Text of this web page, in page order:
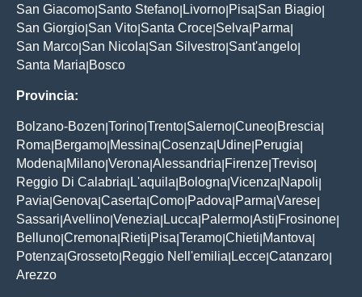
San Giacomo Santo Stefano Livorno Pisa San Biagio
San Giorgio San Vito Santa Croce Selva Parma
San Marco San Nicola San Silvestro Sant'angelo
Santa Maria Bosco
Provincia:
Bolzano-Bozen Torino Trento Salerno Cuneo Brescia
Roma Bergamo Messina Cosenza Udine Perugia
Modena Milano Verona Alessandria Firenze Treviso
Reggio Di Calabria L'aquila Bologna Vicenza Napoli
Pavia Genova Caserta Como Padova Parma Varese
Sassari Avellino Venezia Lucca Palermo Asti Frosinone
Belluno Cremona Rieti Pisa Teramo Chieti Mantova
Potenza Grosseto Reggio Nell'emilia Lecce Catanzaro
Arezzo